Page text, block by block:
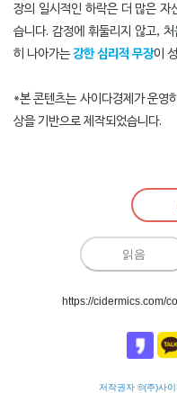
읽음
https://cidermics.com/
저작권자 ©(주)사